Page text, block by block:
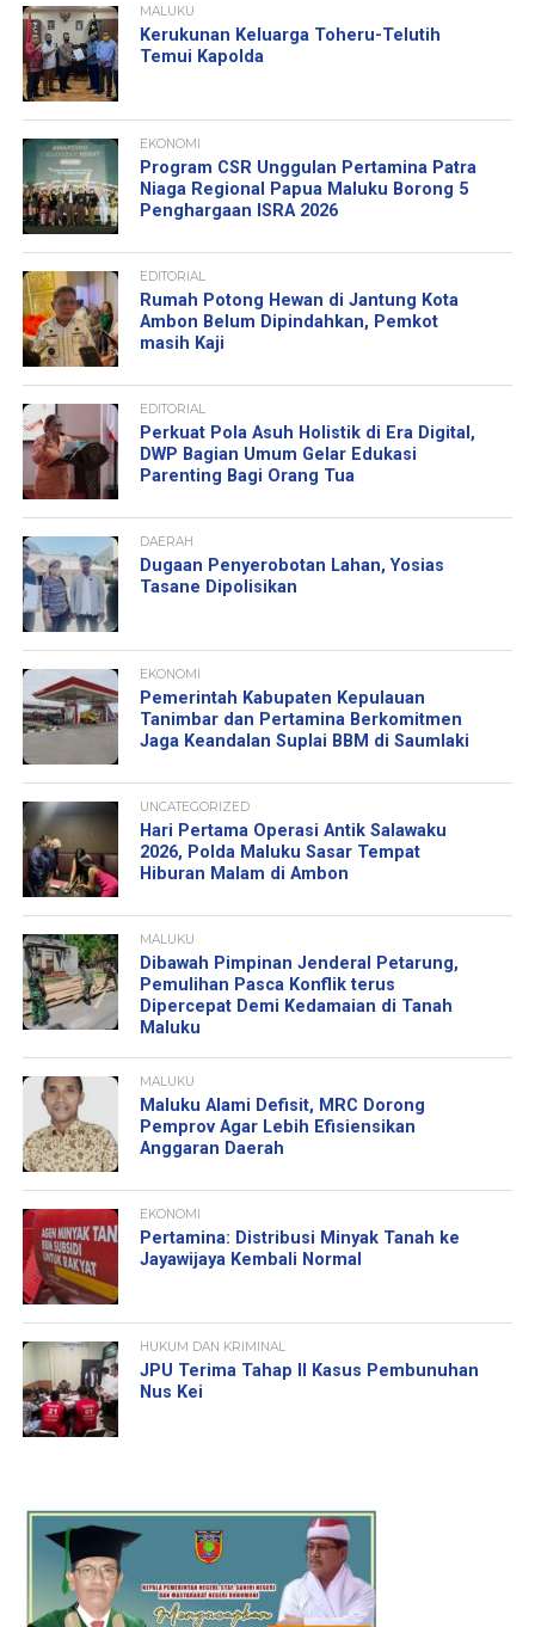
MALUKU
Kerukunan Keluarga Toheru-Telutih
Temui Kapolda
EKONOMI
Program CSR Unggulan Pertamina Patra
Niaga Regional Papua Maluku Borong 5
Penghargaan ISRA 2026
EDITORIAL
Rumah Potong Hewan di Jantung Kota
Ambon Belum Dipindahkan, Pemkot
masih Kaji
EDITORIAL
Perkuat Pola Asuh Holistik di Era Digital,
DWP Bagian Umum Gelar Edukasi
Parenting Bagi Orang Tua
DAERAH
Dugaan Penyerobotan Lahan, Yosias
Tasane Dipolisikan
EKONOMI
Pemerintah Kabupaten Kepulauan
Tanimbar dan Pertamina Berkomitmen
Jaga Keandalan Suplai BBM di Saumlaki
UNCATEGORIZED
Hari Pertama Operasi Antik Salawaku
2026, Polda Maluku Sasar Tempat
Hiburan Malam di Ambon
MALUKU
Dibawah Pimpinan Jenderal Petarung,
Pemulihan Pasca Konflik terus
Dipercepat Demi Kedamaian di Tanah
Maluku
MALUKU
Maluku Alami Defisit, MRC Dorong
Pemprov Agar Lebih Efisiensikan
Anggaran Daerah
EKONOMI
Pertamina: Distribusi Minyak Tanah ke
Jayawijaya Kembali Normal
HUKUM DAN KRIMINAL
JPU Terima Tahap II Kasus Pembunuhan
Nus Kei